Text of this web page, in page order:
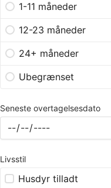
1-11 måneder
12-23 måneder
24+ måneder
Ubegrænset
Seneste overtagelsesdato
Livsstil
Husdyr tilladt